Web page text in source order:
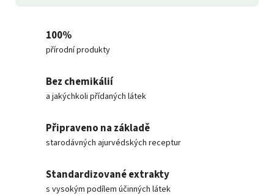
100%
přírodní produkty
Bez chemikálií
a jakýchkoli přídaných látek
Připraveno na základě
starodávných ajurvédských receptur
Standardizované extrakty
s vysokým podílem účinných látek